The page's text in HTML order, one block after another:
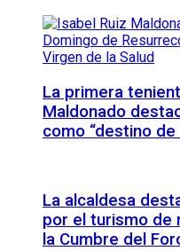
La primera
Maldonado
como “destino
La alcaldesa
por el turismo de
la Cumbre del